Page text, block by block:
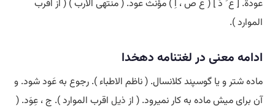
عودة. [ ع َ دَ ] ( ع ص ، اِ ) مؤنث عود. ( منتهی الارب ) ( از اقرب
الموارد ).
ادامه معنی در لغتنامه دهخدا
ماده شتر و یا گوسپند کلانسال. ( ناظم الاطباء ). رجوع به عَود شود. و
آن برای میش ماده به کار نمیرود. ( از ذیل اقرب الموارد ). ج ، عِوَد. (